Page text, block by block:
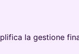
la gestione